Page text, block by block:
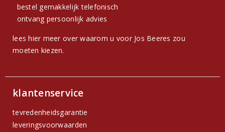
bestel gemakkelijk telefonisch
ontvang persoonlijk advies
lees hier meer over waarom u voor Jos Beeres zou
moeten kiezen.
klantenservice
tevredenheidsgarantie
leveringsvoorwaarden